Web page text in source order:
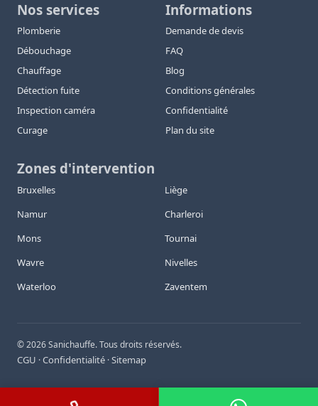
Nos services
Plomberie
Débouchage
Chauffage
Détection fuite
Inspection caméra
Curage
Informations
Demande de devis
FAQ
Blog
Conditions générales
Confidentialité
Plan du site
Zones d'intervention
Bruxelles
Liège
Namur
Charleroi
Mons
Tournai
Wavre
Nivelles
Waterloo
Zaventem
©2026Sanichauffe. Tous droits réservés.
CGU ·Confidentialité ·Sitemap